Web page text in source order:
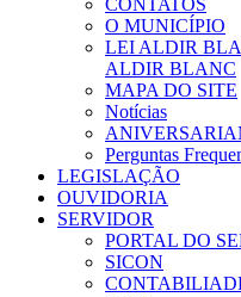
CONTATOS
O MUNICÍPIO
LEI ALDIR
ALDIR BLANC
MAPA DO SITE
Notícias
Perguntas
LEGISLAÇÃO
OUVIDORIA
SERVIDOR
PORTAL DO
SICON